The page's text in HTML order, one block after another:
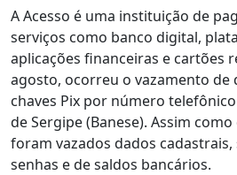
A Acesso é uma instituição de
serviços como banco digital,
aplicações financeiras e cartões
agosto, ocorreu o vazamento de
chaves Pix por número
de Sergipe (Banese). Assim
foram vazados dados cadastrais,
senhas e de saldos bancários.